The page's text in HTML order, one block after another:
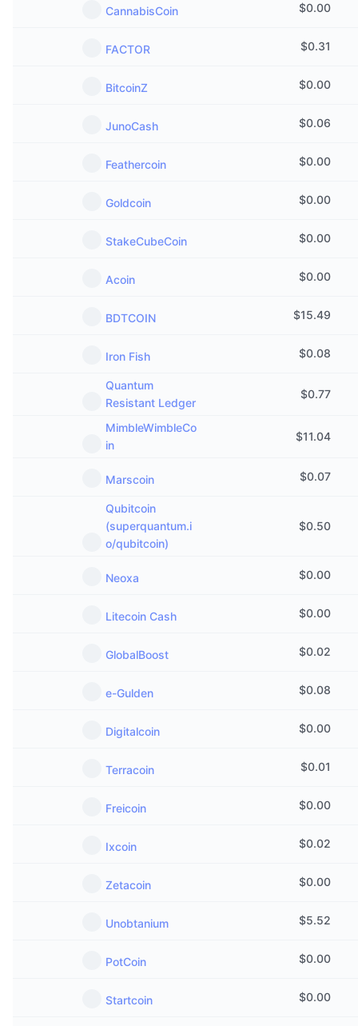
CannabisCoin $0.00
FACTOR $0.31
BitcoinZ $0.00
JunoCash $0.06
Feathercoin $0.00
Goldcoin $0.00
StakeCubeCoin $0.00
Acoin $0.00
BDTCOIN $15.49
Iron Fish $0.08
Quantum
Resistant Ledger
$0.77
MimbleWimbleCo
in
$11.04
Marscoin $0.07
Qubitcoin
(superquantum.i
o/qubitcoin)
$0.50
Neoxa $0.00
Litecoin Cash $0.00
GlobalBoost $0.02
e-Gulden $0.08
Digitalcoin $0.00
Terracoin $0.01
Freicoin $0.00
Ixcoin $0.02
Zetacoin $0.00
Unobtanium $5.52
PotCoin $0.00
Startcoin $0.00